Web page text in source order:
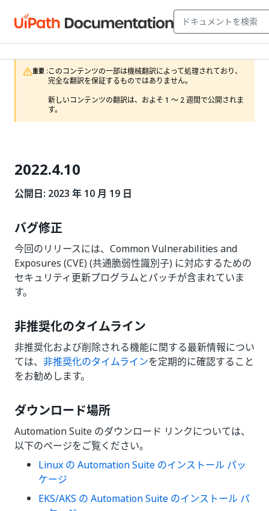
重要 :このコンテンツの一部は機械翻訳によって処理されており、
完全な翻訳を保証するものではありません。
新しいコンテンツの翻訳は、およそ 1 ～ 2 週間で公開されま
す。
2022.4.10
公開日: 2023 年 10 月 19 日
バグ修正
今回のリリースには、Common Vulnerabilities and
Exposures (CVE) (共通脆弱性識別子) に対応するための
セキュリティ更新プログラムとパッチが含まれていま
す。
非推奨化のタイムライン
非推奨化および削除される機能に関する最新情報につい
ては、 非推奨化のタイムラインを定期的に確認すること
をお勧めします。
ダウンロード場所
Automation Suite のダウンロード リンクについては、
以下のページをご覧ください。
Linux の Automation Suite のインストール パッ
ケージ
EKS/AKS の Automation Suite のインストール パ